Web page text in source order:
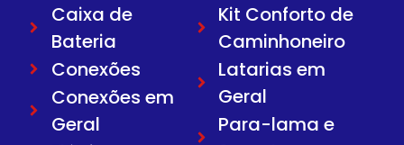
Caixa de
Bateria
Conexões
Conexões em
Geral
Kit Conforto de
Caminhoneiro
Latarias em
Geral
Para-lama e